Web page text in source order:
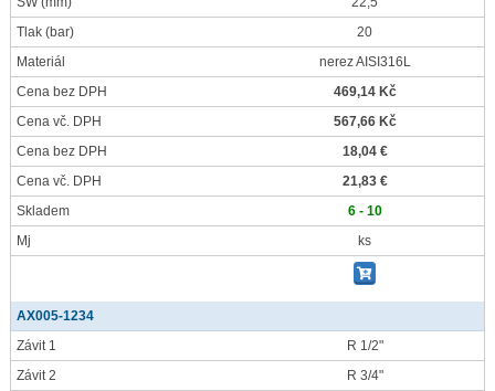
Tlak (bar)
20
Materiál
nerez AISI316L
Cena bez DPH
469,14 Kč
Cena vč. DPH
567,66 Kč
Cena bez DPH
18,04 €
Cena vč. DPH
21,83 €
Skladem
6 - 10
Mj
ks
AX005-1234
Závit 1
R 1/2"
Závit 2
R 3/4"